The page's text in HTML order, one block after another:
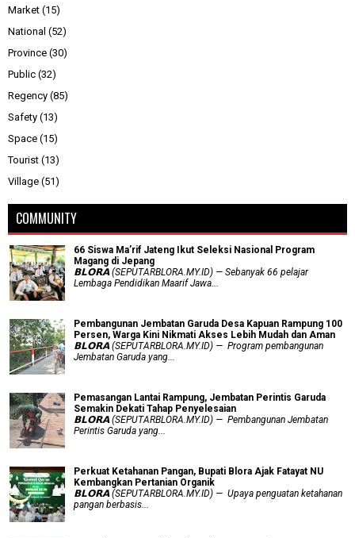
Market (15)
National (52)
Province (30)
Public (32)
Regency (85)
Safety (13)
Space (15)
Tourist (13)
Village (51)
COMMUNITY
66 Siswa Ma’rif Jateng Ikut Seleksi Nasional Program
Magang di Jepang
𝗕𝗟𝗢𝗥𝗔 (SEPUTARBLORA.MY.ID) — Sebanyak 66 pelajar
Lembaga Pendidikan Maarif Jawa...
Pembangunan Jembatan Garuda Desa Kapuan Rampung 100
Persen, Warga Kini Nikmati Akses Lebih Mudah dan Aman
𝗕𝗟𝗢𝗥𝗔 (SEPUTARBLORA.MY.ID) — Program pembangunan
Jembatan Garuda yang...
Pemasangan Lantai Rampung, Jembatan Perintis Garuda
Semakin Dekati Tahap Penyelesaian
𝗕𝗟𝗢𝗥𝗔 (SEPUTARBLORA.MY.ID) — Pembangunan Jembatan
Perintis Garuda yang...
​Perkuat Ketahanan Pangan, Bupati Blora Ajak Fatayat NU
Kembangkan Pertanian Organik
𝗕𝗟𝗢𝗥𝗔 (SEPUTARBLORA.MY.ID) — Upaya penguatan ketahanan
pangan berbasis...